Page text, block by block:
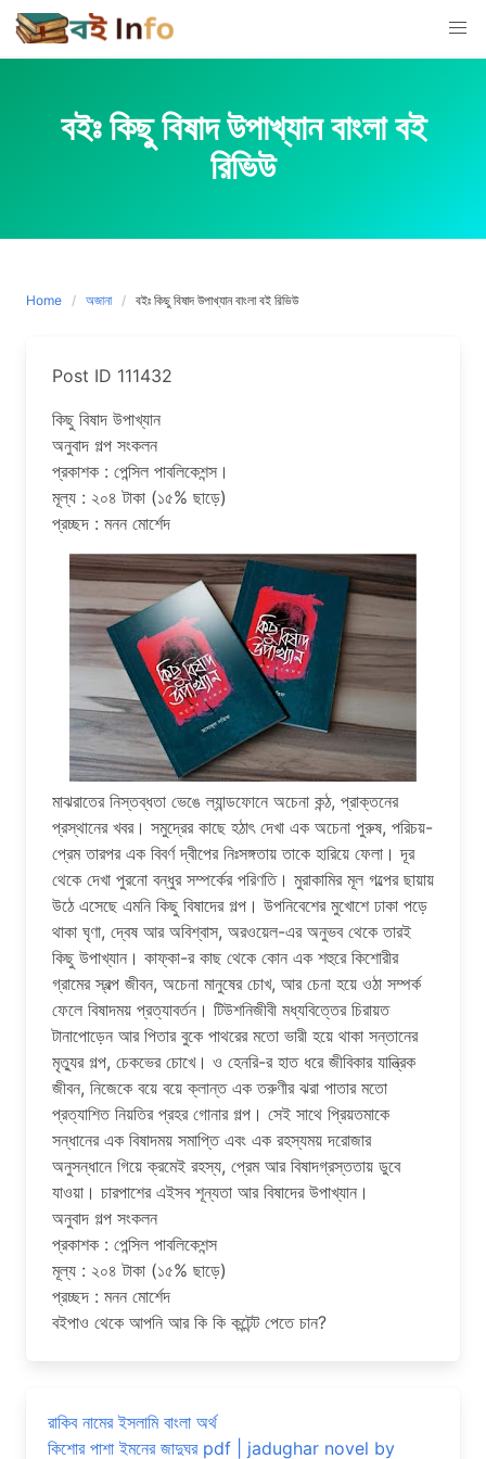
Skip
to
content
বইঃ কিছু বিষাদ উপাখ্যান বাংলা বই
রিভিউ
Home অজানা বইঃ কিছু বিষাদ উপাখ্যান বাংলা বই রিভিউ
Post ID 111432
কিছু বিষাদ উপাখ্যান
অনুবাদ গল্প সংকলন
প্রকাশক : পেন্সিল পাবলিকেশন্স।
মূল্য : ২০৪ টাকা (১৫% ছাড়ে)
প্রচ্ছদ : মনন মোর্শেদ
মাঝরাতের নিস্তব্ধতা ভেঙে ল্যান্ডফোনে অচেনা কন্ঠ, প্রাক্তনের
প্রস্থানের খবর। সমুদ্রের কাছে হঠাৎ দেখা এক অচেনা পুরুষ, পরিচয়-
প্রেম তারপর এক বিবর্ণ দ্বীপের নিঃসঙ্গতায় তাকে হারিয়ে ফেলা। দূর
থেকে দেখা পুরনো বন্ধুর সম্পর্কের পরিণতি। মুরাকামির মূল গল্পের ছায়ায়
উঠে এসেছে এমনি কিছু বিষাদের গল্প। উপনিবেশের মুখোশে ঢাকা পড়ে
থাকা ঘৃণা, দ্বেষ আর অবিশ্বাস, অরওয়েল-এর অনুভব থেকে তারই
কিছু উপাখ্যান। কাফ্কা-র কাছ থেকে কোন এক শহুরে কিশোরীর
গ্রামের স্বল্প জীবন, অচেনা মানুষের চোখ, আর চেনা হয়ে ওঠা সম্পর্ক
ফেলে বিষাদময় প্রত্যাবর্তন। টিউশনিজীবী মধ্যবিত্তের চিরায়ত
টানাপোড়েন আর পিতার বুকে পাথরের মতো ভারী হয়ে থাকা সন্তানের
মৃত্যুর গল্প, চেকভের চোখে। ও হেনরি-র হাত ধরে জীবিকার যান্ত্রিক
জীবন, নিজেকে বয়ে বয়ে ক্লান্ত এক তরুণীর ঝরা পাতার মতো
প্রত্যাশিত নিয়তির প্রহর গোনার গল্প। সেই সাথে প্রিয়তমাকে
সন্ধানের এক বিষাদময় সমাপ্তি এবং এক রহস্যময় দরোজার
অনুসন্ধানে গিয়ে ক্রমেই রহস্য, প্রেম আর বিষাদগ্রস্ততায় ডুবে
যাওয়া। চারপাশের এইসব শূন্যতা আর বিষাদের উপাখ্যান।
অনুবাদ গল্প সংকলন
প্রকাশক : পেন্সিল পাবলিকেশন্স
মূল্য : ২০৪ টাকা (১৫% ছাড়ে)
প্রচ্ছদ : মনন মোর্শেদ
বইপাও থেকে আপনি আর কি কি কন্টেন্ট পেতে চান?
রাকিব নামের ইসলামি বাংলা অর্থ
কিশোর পাশা ইমনের জাদুঘর pdf | jadughar novel by